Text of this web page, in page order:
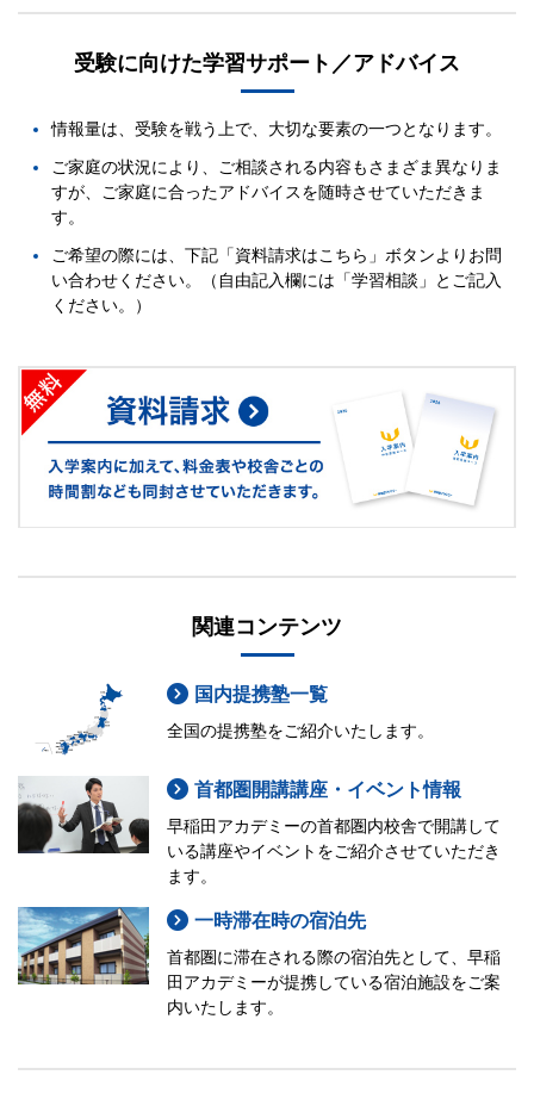
早稲田アカデミーオンライン校
受験に向けた学習サポート／アドバイス
情報量は、受験を戦う上で、大切な要素の一つとなります。
ご家庭の状況により、ご相談される内容もさまざま異なりま
すが、ご家庭に合ったアドバイスを随時させていただきま
す。
ご希望の際には、下記「資料請求はこちら」ボタンよりお問
い合わせください。（自由記入欄には「学習相談」とご記入
ください。）
関連コンテンツ
国内提携塾一覧
全国の提携塾をご紹介いたします。
首都圏開講講座・イベント情報
早稲田アカデミーの首都圏内校舎で開講して
いる講座やイベントをご紹介させていただき
ます。
一時滞在時の宿泊先
首都圏に滞在される際の宿泊先として、早稲
田アカデミーが提携している宿泊施設をご案
内いたします。